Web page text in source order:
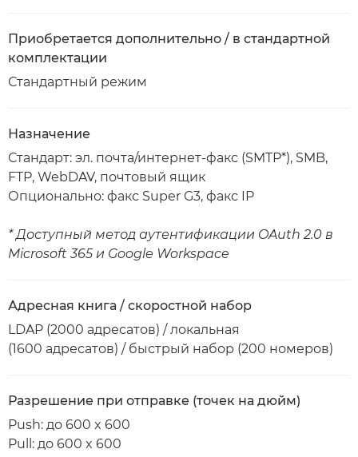
Приобретается дополнительно / в стандартной
комплектации
Стандартный режим
Назначение
Стандарт: эл. почта/интернет-факс (SMTP*), SMB,
FTP, WebDAV, почтовый ящик
Опционально: факс Super G3, факс IP
* Доступный метод аутентификации OAuth 2.0 в
Microsoft 365 и Google Workspace
Адресная книга / скоростной набор
LDAP (2000 адресатов) / локальная
(1600 адресатов) / быстрый набор (200 номеров)
Разрешение при отправке (точек на дюйм)
Push: до 600 x 600
Pull: до 600 x 600